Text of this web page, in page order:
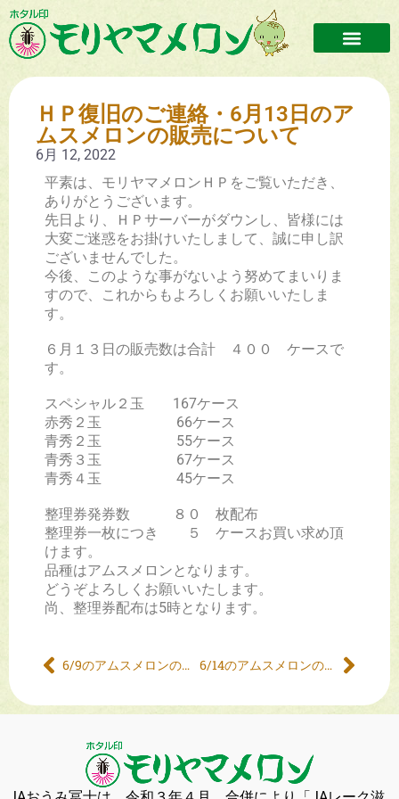
ＨＰ復旧のご連絡・6月13日のア
ムスメロンの販売について
6月 12, 2022
平素は、モリヤマメロンＨＰをご覧いただき、
ありがとうございます。
先日より、ＨＰサーバーがダウンし、皆様には
大変ご迷惑をお掛けいたしまして、誠に申し訳
ございませんでした。
今後、このような事がないよう努めてまいりま
すので、これからもよろしくお願いいたしま
す。
６月１３日の販売数は合計 ４００ ケースで
す。
スペシャル２玉 167ケース
赤秀２玉 66ケース
青秀２玉 55ケース
青秀３玉 67ケース
青秀４玉 45ケース
整理券発券数 ８０ 枚配布
整理券一枚につき ５ ケースお買い求め頂
けます。
品種はアムスメロンとなります。
どうぞよろしくお願いいたします。
尚、整理券配布は5時となります。
6/9のアムスメロンの販売について 6/14のアムスメロンの販売について